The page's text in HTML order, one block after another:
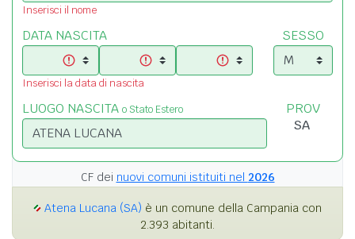
Inserisci il nome
DATA NASCITA
Inserisci la data di nascita
SESSO
LUOGO NASCITA o Stato Estero PROV
CF dei nuovi comuni istituiti nel 2026
Atena Lucana (SA) è un comune della Campania con
2.393 abitanti.